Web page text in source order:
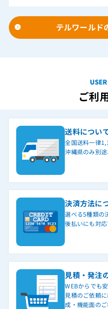
テルワールド
ご利
送料につい
全国送料一律
沖縄県のみ別途
決済方法に
選べる5種類の
後払いにも対応
見積・発注
WEBからでも
見積のご依頼
成・機能面のご